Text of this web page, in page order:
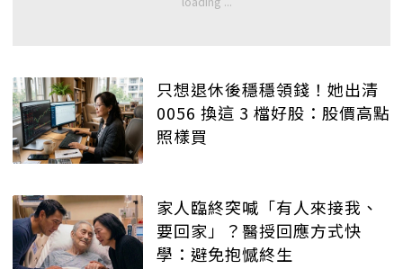
只想退休後穩穩領錢！她出清
0056 換這 3 檔好股：股價高點
照樣買
家人臨終突喊「有人來接我、
要回家」？醫授回應方式快
學：避免抱憾終生